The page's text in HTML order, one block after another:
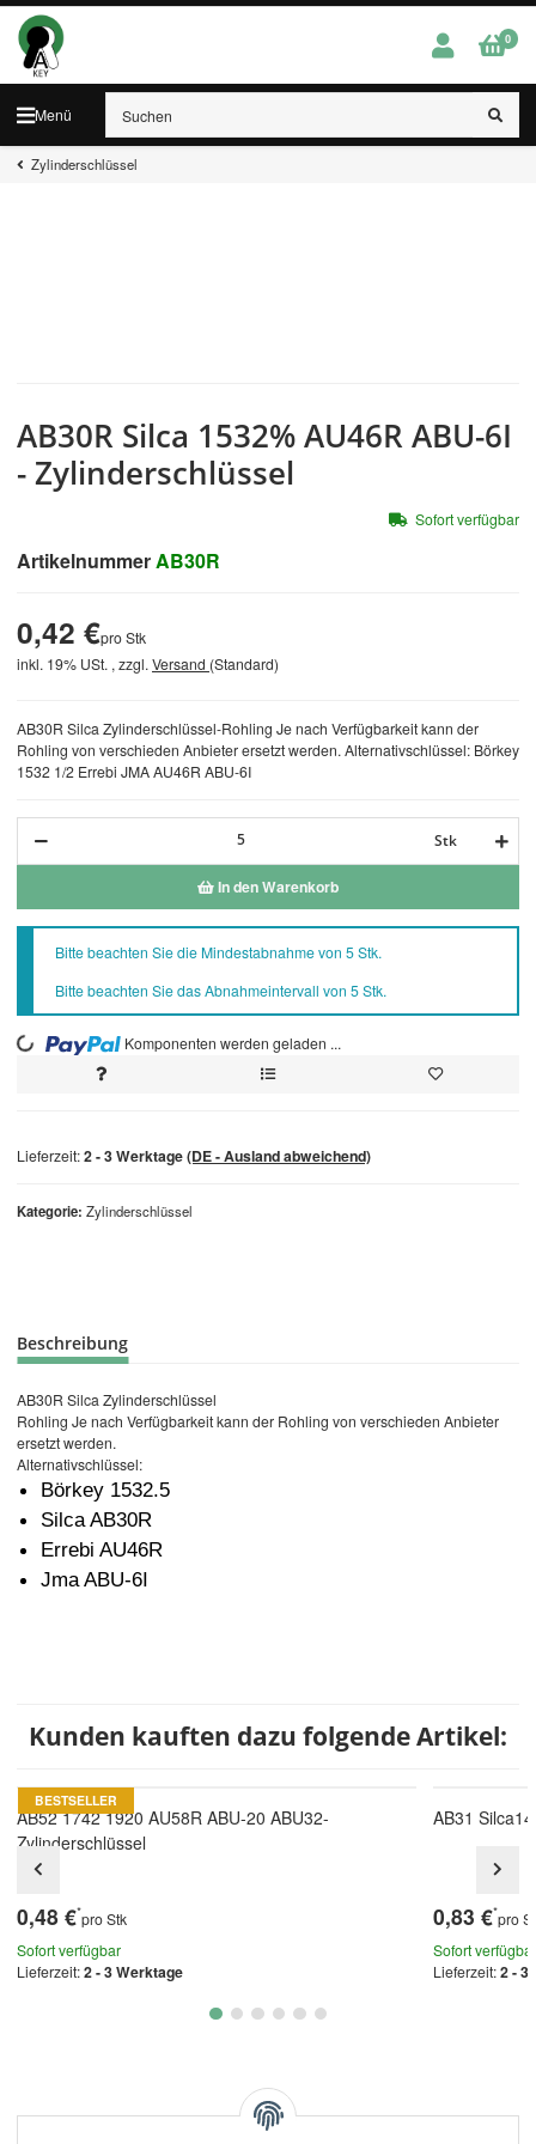
Menü
0
Zylinderschlüssel
AB30R Silca 1532% AU46R ABU-6I
- Zylinderschlüssel
ArtikelnummerAB30R
Kategorie Zylinderschlüssel
AB30R Silca Zylinderschlüssel-Rohling Je nach Verfügbarkeit kann der
Rohling von verschieden Anbieter ersetzt werden. Alternativschlüssel: Börkey
1532 1/2 Errebi JMA AU46R ABU-6I
0,42 €pro Stk
inkl. 19% USt. , zzgl. Versand (Standard)
Stk
In den Warenkorb
xBitte beachten Sie die Mindestabnahme von 5 Stk.
Bitte beachten Sie das Abnahmeintervall von 5 Stk.
Loading... Komponenten werden geladen ...
Sofort verfügbar
Lieferzeit:2 - 3 Werktage(DE - Ausland abweichend)
Beschreibung
AB30R Silca Zylinderschlüssel
Rohling Je nach Verfügbarkeit kann der Rohling von verschieden Anbieter
ersetzt werden.
Alternativschlüssel:
Börkey 1532.5
Silca AB30R
Errebi AU46R
Jma ABU-6I
Kunden kauften dazu folgende Artikel:
BESTSELLER
AB52 1742 1920 AU58R ABU-20 ABU32-
Zylinderschlüssel
0,48 €*pro Stk
Sofort verfügbar
Lieferzeit:2 - 3 Werktage
AB31
0,83 €*pro
Sofort verfügbar
Lieferzeit:2 - 3